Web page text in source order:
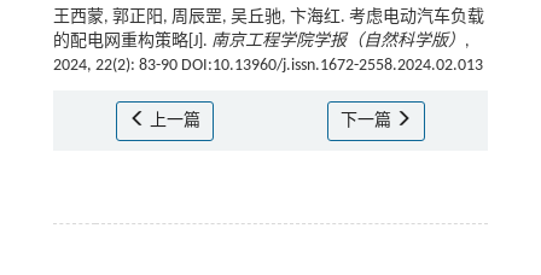
王西蒙, 郭正阳, 周辰罡, 吴丘驰, 卞海红. 考虑电动汽车负载
的配电网重构策略[J]. 南京工程学院学报（自然科学版） ,
2024, 22(2): 83-90 DOI:10.13960/j.issn.1672-2558.2024.02.013
上一篇 下一篇